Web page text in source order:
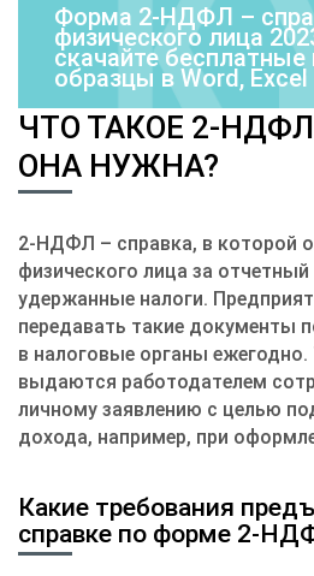
Форма 2-НДФЛ –
физического лица
скачайте
образцы в Word, Excel
ЧТО ТАКОЕ 2-
ОНА НУЖНА?
2-НДФЛ – справка, в которой
физического лица за
удержанные налоги.
передавать такие документы
в налоговые органы
выдаются работодателем
личному заявлению с целью
дохода, например, при
Какие требования
справке по форме 2-